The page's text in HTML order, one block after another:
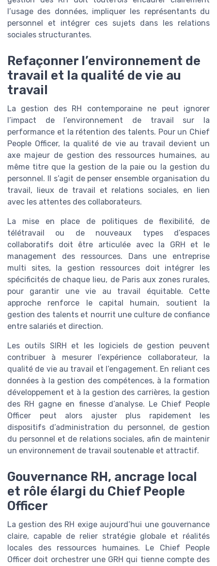
l’usage des données, impliquer les représentants du
personnel et intégrer ces sujets dans les relations
sociales structurantes.
Refaçonner l’environnement de
travail et la qualité de vie au
travail
La gestion des RH contemporaine ne peut ignorer
l’impact de l’environnement de travail sur la
performance et la rétention des talents. Pour un Chief
People Officer, la qualité de vie au travail devient un
axe majeur de gestion des ressources humaines, au
même titre que la gestion de la paie ou la gestion du
personnel. Il s’agit de penser ensemble organisation du
travail, lieux de travail et relations sociales, en lien
avec les attentes des collaborateurs.
La mise en place de politiques de flexibilité, de
télétravail ou de nouveaux types d’espaces
collaboratifs doit être articulée avec la GRH et le
management des ressources. Dans une entreprise
multi sites, la gestion ressources doit intégrer les
spécificités de chaque lieu, de Paris aux zones rurales,
pour garantir une vie au travail équitable. Cette
approche renforce le capital humain, soutient la
gestion des talents et nourrit une culture de confiance
entre salariés et direction.
Les outils SIRH et les logiciels de gestion peuvent
contribuer à mesurer l’expérience collaborateur, la
qualité de vie au travail et l’engagement. En reliant ces
données à la gestion des compétences, à la formation
développement et à la gestion des carrières, la gestion
des RH gagne en finesse d’analyse. Le Chief People
Officer peut alors ajuster plus rapidement les
dispositifs d’administration du personnel, de gestion
du personnel et de relations sociales, afin de maintenir
un environnement de travail soutenable et attractif.
Gouvernance RH, ancrage local
et rôle élargi du Chief People
Officer
La gestion des RH exige aujourd’hui une gouvernance
claire, capable de relier stratégie globale et réalités
locales des ressources humaines. Le Chief People
Officer doit orchestrer une GRH qui tienne compte des